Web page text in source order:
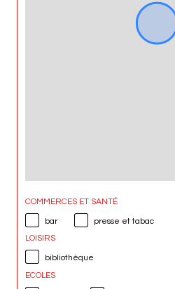
COMMERCES ET SANTÉ
bar
presse et tabac
LOISIRS
bibliothèque
ECOLES